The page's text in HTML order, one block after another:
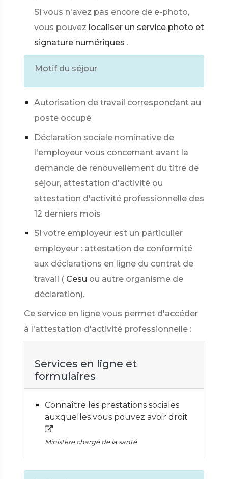
Si vous n'avez pas encore de e-photo,
vous pouvez localiser un service photo et
signature numériques .
Motif du séjour
Autorisation de travail correspondant au
poste occupé
Déclaration sociale nominative de
l'employeur vous concernant avant la
demande de renouvellement du titre de
séjour, attestation d'activité ou
attestation d'activité professionnelle des
12 derniers mois
Si votre employeur est un particulier
employeur : attestation de conformité
aux déclarations en ligne du contrat de
travail ( Cesu ou autre organisme de
déclaration).
Ce service en ligne vous permet d'accéder
à l'attestation d'activité professionnelle :
Services en ligne et
formulaires
Connaître les prestations sociales
auxquelles vous pouvez avoir droit
Ministère chargé de la santé